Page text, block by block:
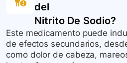
del
Nitrito De Sodio?
Este medicamento puede
de efectos secundarios,
como dolor de cabeza,